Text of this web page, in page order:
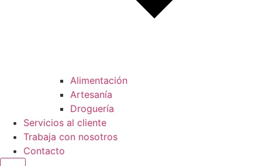
Alimentación
Artesanía
Droguería
Servicios al cliente
Trabaja con nosotros
Contacto